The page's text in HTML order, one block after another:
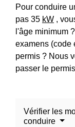
Pour conduire
pas 35 kW ,
l'âge minimum
examens (code
permis ? Nous
passer le
Vérifier les
conduire